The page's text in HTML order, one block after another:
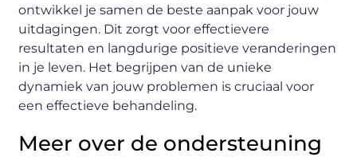
ontwikkel je samen de beste aanpak voor jouw
uitdagingen. Dit zorgt voor effectievere
resultaten en langdurige positieve veranderingen
in je leven. Het begrijpen van de unieke
dynamiek van jouw problemen is cruciaal voor
een effectieve behandeling.
Meer over de ondersteuning